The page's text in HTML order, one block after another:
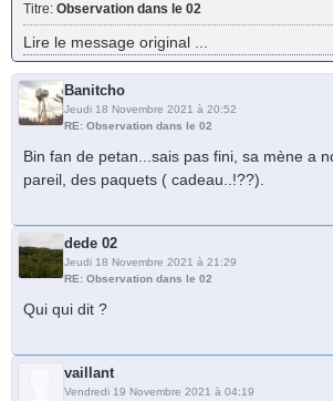
Titre: Observation dans le 02
Lire le message original ...
Banitcho
Jeudi 18 Novembre 2021 à 20:52
RE: Observation dans le 02
Bin fan de petan...sais pas fini, sa mène a
pareil, des paquets ( cadeau..!??).
dede 02
Jeudi 18 Novembre 2021 à 21:29
RE: Observation dans le 02
Qui qui dit ?
vaillant
Vendredi 19 Novembre 2021 à 04:19